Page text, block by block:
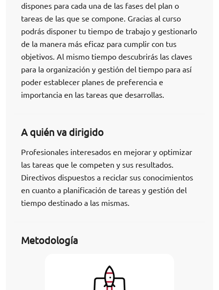
dispones para cada una de las fases del plan o
tareas de las que se compone. Gracias al curso
podrás disponer tu tiempo de trabajo y gestionarlo
de la manera más eficaz para cumplir con tus
objetivos. Al mismo tiempo descubrirás las claves
para la organización y gestión del tiempo para así
poder establecer planes de preferencia e
importancia en las tareas que desarrollas.
A quién va dirigido
Profesionales interesados en mejorar y optimizar
las tareas que le competen y sus resultados.
Directivos dispuestos a reciclar sus conocimientos
en cuanto a planificación de tareas y gestión del
tiempo destinado a las mismas.
Metodología